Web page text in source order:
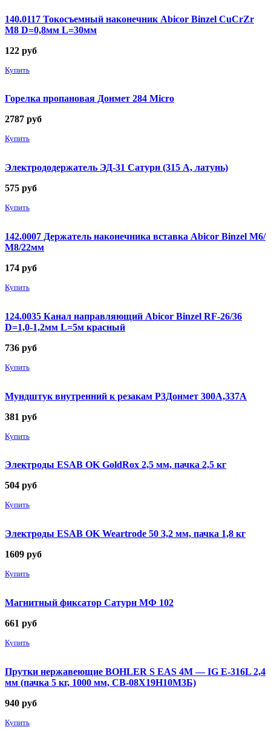
140.0117 Токосъемный наконечник Abicor Binzel CuCrZr
М8 D=0,8мм L=30мм
122 руб
Купить
Горелка пропановая Донмет 284 Micro
2787 руб
Купить
Электрододержатель ЭД-31 Сатурн (315 А, латунь)
575 руб
Купить
142.0007 Держатель наконечника вставка Abicor Binzel М6/
М8/22мм
174 руб
Купить
124.0035 Канал направляющий Abicor Binzel RF-26/36
D=1,0-1,2мм L=5м красный
736 руб
Купить
Мундштук внутренний к резакам Р3Донмет 300А,337А
381 руб
Купить
Электроды ESAB OK GoldRox 2,5 мм, пачка 2,5 кг
504 руб
Купить
Электроды ESAB OK Weartrode 50 3,2 мм, пачка 1,8 кг
1609 руб
Купить
Магнитный фиксатор Сатурн МФ 102
661 руб
Купить
Прутки нержавеющие BOHLER S EAS 4M — IG E-316L 2,4
мм (пачка 5 кг, 1000 мм, СВ-08Х19Н10М3Б)
940 руб
Купить